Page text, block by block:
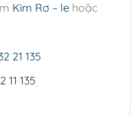
Kìm Rơ – le hoặc
21 135
135